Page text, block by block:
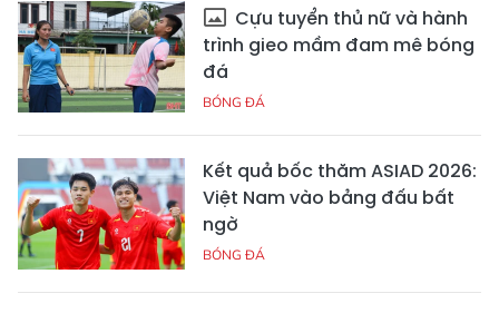
Cựu tuyển thủ nữ và hành
trình gieo mầm đam mê bóng
đá
BÓNG ĐÁ
Kết quả bốc thăm ASIAD 2026:
Việt Nam vào bảng đấu bất
ngờ
BÓNG ĐÁ